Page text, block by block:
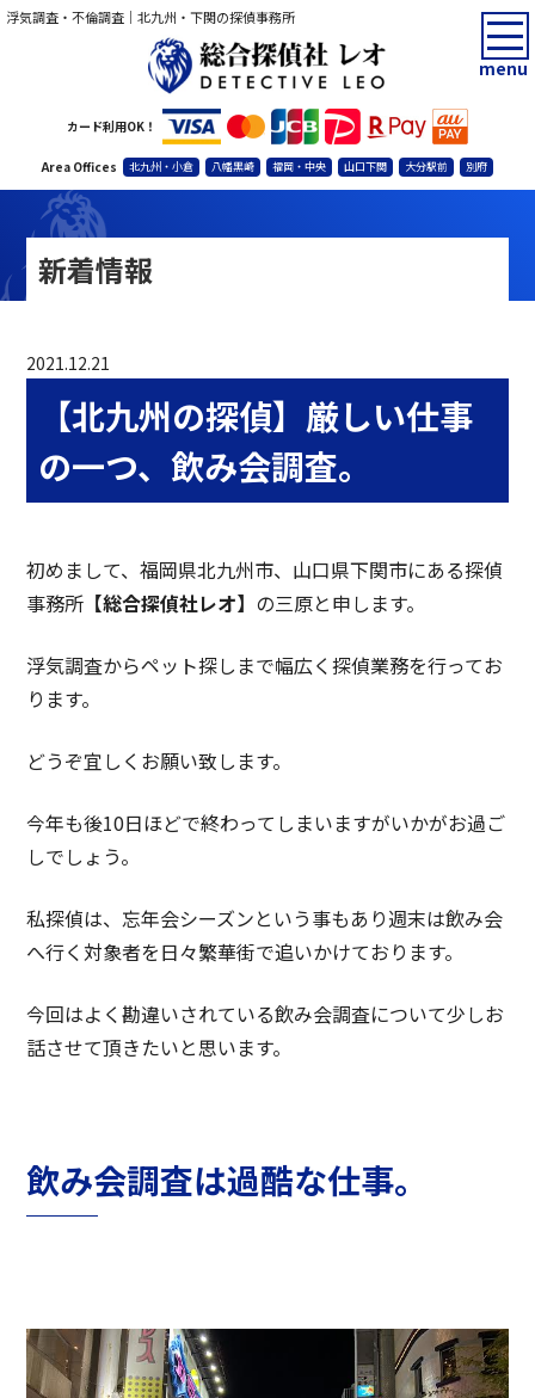
浮気調査・不倫調査｜北九州・下関の探偵事務所
カード利用OK！
Area Offices 北九州・小倉 八幡黒崎 福岡・中央 山口下関 大分駅前 別府
menu
新着情報
2021.12.21
【北九州の探偵】厳しい仕事
の一つ、飲み会調査。
初めまして、福岡県北九州市、山口県下関市にある探偵
事務所 【総合探偵社レオ】 の三原と申します。
浮気調査からペット探しまで幅広く探偵業務を行ってお
ります。
どうぞ宜しくお願い致します。
今年も後10日ほどで終わってしまいますがいかがお過ご
しでしょう。
私探偵は、忘年会シーズンという事もあり週末は飲み会
へ行く対象者を日々繁華街で追いかけております。
今回はよく勘違いされている飲み会調査について少しお
話させて頂きたいと思います。
飲み会調査は過酷な仕事。